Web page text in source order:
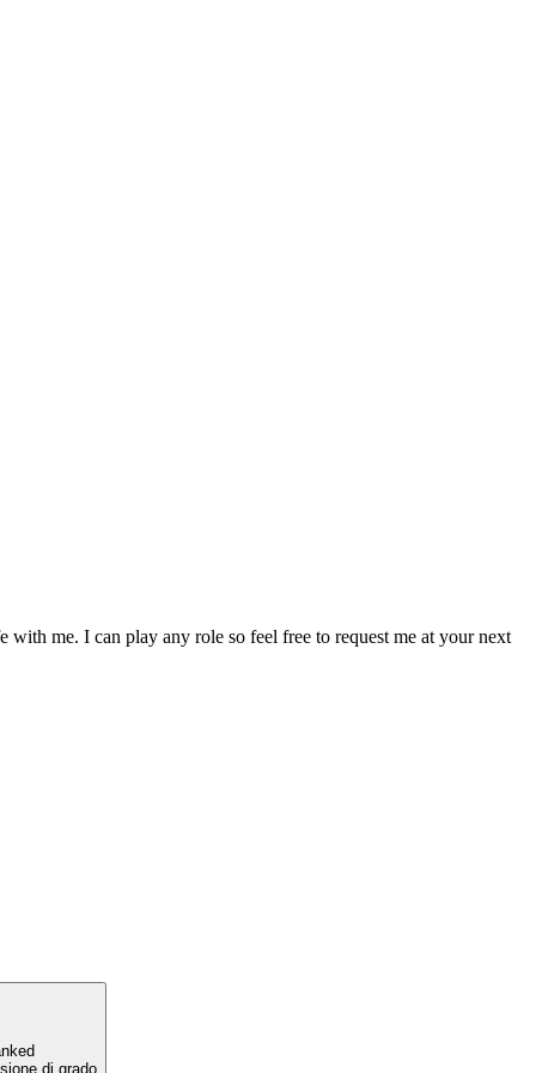
me. I can play any role so feel free to request me at your next
di grado